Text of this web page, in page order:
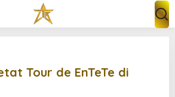
Tour de EnTeTe di